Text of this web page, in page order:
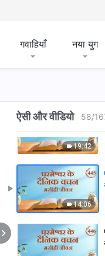
गवाहियाँ नया युग
ऐसी और वीडियो 58/
19:42
14:06